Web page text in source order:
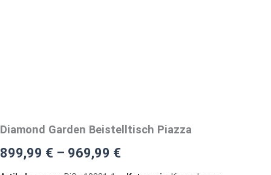
Diamond Garden Beistelltisch Piazza
899,99 € – 969,99 €